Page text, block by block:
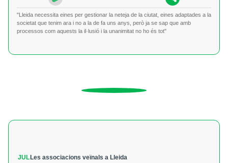
"Lleida necessita eines per gestionar la neteja de la ciutat, eines adaptades a la
societat que tenim ara i no a la de fa uns anys, però ja se sap que amb
processos com aquests la il·lusió i la unanimitat no ho és tot"
JULLes associacions veïnals a Lleida